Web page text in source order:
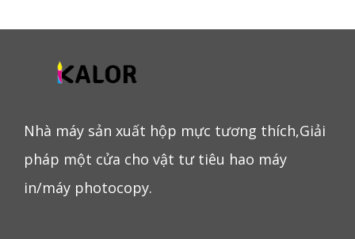
Nhà máy sản xuất hộp mực tương thích,Giải
pháp một cửa cho vật tư tiêu hao máy
in/máy photocopy.